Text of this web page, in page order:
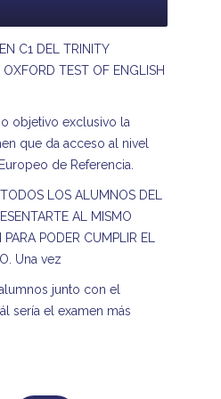
C1 DEL TRINITY
TEST OF ENGLISH
objetivo exclusivo la
que da acceso al nivel
de Referencia.
LOS ALUMNOS DEL
AL MISMO
PODER CUMPLIR EL
Una vez
junto con el
sería el examen más